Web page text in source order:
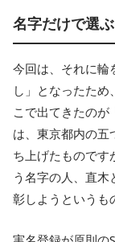
名字だけで選
今回は、それに輪
し」となったた
こで出てきたの
は、東京都内の五
ち上げたものです
う名字の人、直
彰しようというも